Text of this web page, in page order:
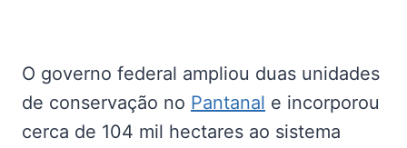
O governo federal ampliou duas unidades
de conservação no Pantanal e incorporou
cerca de 104 mil hectares ao sistema